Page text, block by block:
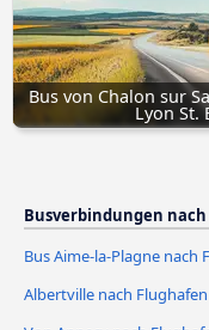
Bus von Chalon sur
Lyon St.
Busverbindungen
Bus Aime-la-Plagne nach
Albertville nach